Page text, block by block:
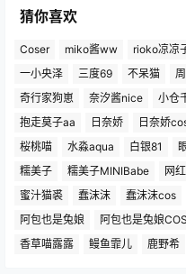
猜你喜欢
Coser miko酱ww rioko凉凉
一小央泽
三度69 不呆猫
奇行家狗崽
奈汐酱nice 小仓
抱走莫子aa
日奈娇 日奈娇
桜桃喵
水淼aqua 白银81
糯美子
糯美子MINIBabe 网
蜜汁猫裘
蠢沫沫 蠢沫沫cos
阿包也是兔娘
阿包也是兔娘COS
香草喵露露
鳗鱼霏儿 鹿野希